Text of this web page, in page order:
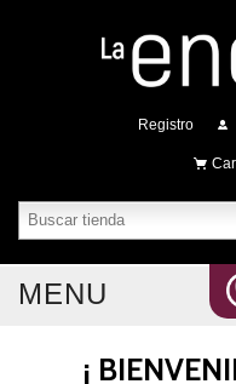
Registro
MENU
¡